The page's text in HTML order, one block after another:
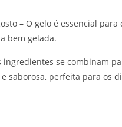
– O gelo é essencial para
bem gelada.
ingredientes se combinam
saborosa, perfeita para os